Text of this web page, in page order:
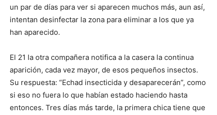
un par de días para ver si aparecen muchos más, aun así,
intentan desinfectar la zona para eliminar a los que ya
han aparecido.
El 21 la otra compañera notifica a la casera la continua
aparición, cada vez mayor, de esos pequeños insectos.
Su respuesta: “Echad insecticida y desaparecerán”, como
si eso no fuera lo que habían estado haciendo hasta
entonces. Tres días más tarde, la primera chica tiene que